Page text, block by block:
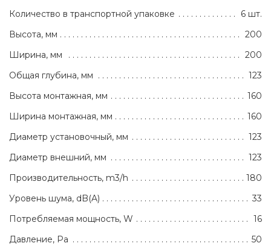
Количество в транспортной упаковке
6 шт.
Высота, мм
200
Ширина, мм
200
Общая глубина, мм
123
Высота монтажная, мм
160
Ширина монтажная, мм
160
Диаметр установочный, мм
123
Диаметр внешний, мм
123
Производительность, m3/h
180
Уровень шума, dB(A)
33
Потребляемая мощность, W
16
Давление, Pa
50